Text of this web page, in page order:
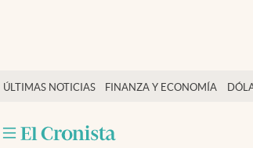
ÚLTIMAS NOTICIAS FINANZA Y ECONOMÍA
Salud y nutrición